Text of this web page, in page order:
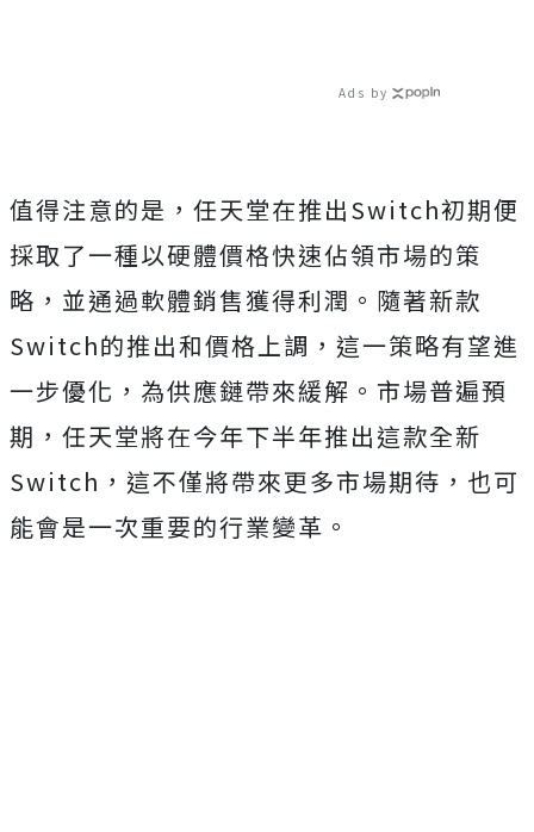
Ads by
值得注意的是，任天堂在推出Switch初期便
採取了一種以硬體價格快速佔領市場的策
略，並通過軟體銷售獲得利潤。隨著新款
Switch的推出和價格上調，這一策略有望進
一步優化，為供應鏈帶來緩解。市場普遍預
期，任天堂將在今年下半年推出這款全新
Switch，這不僅將帶來更多市場期待，也可
能會是一次重要的行業變革。